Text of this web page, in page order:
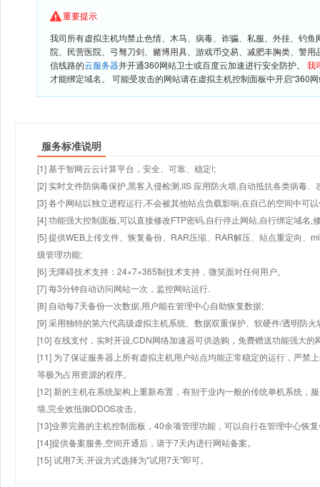
重要提示
我司所有虚拟主机均禁止色情、木马、病毒、诈骗、私服、外挂、钓
院、民营医院、弓驽刀剑、赌博用具、游戏币交易、减肥丰胸类、警
信线路的云服务器并开通360网站卫士或百度云加速进行安全防护。 我
才能绑定域名。 可能受攻击的网站请在虚拟主机控制面板中开启“360
服务标准说明
[1] 基于智网云云计算平台，安全、可靠、稳定!;
[2] 实时文件防病毒保护,黑客入侵检测,IIS 应用防火墙,自动抵抗各类病毒、
[3] 各个网站以独立进程运行,不会被其他站点负载影响,在自己的空间中可
[4] 功能强大控制面板,可以直接修改FTP密码,自行停止网站,自行绑定域名,
[5] 提供WEB上传文件、恢复备份、RAR压缩、RAR解压、站点重定向、
级管理功能;
[6] 无障碍技术支持：24×7×365制技术支持，微笑面对任何用户。
[7] 每3分钟自动访问网站一次，监控网站运行.
[8] 自动每7天备份一次数据,用户能在管理中心自助恢复数据;
[9] 采用独特的第六代高级虚拟主机系统、数据双重保护、软硬件/透明防火
[10] 在线支付，实时开设,CDN网络加速器可供选购，免费赠送功能强大
[11] 为了保证服务器上所有虚拟主机用户站点均能正常稳定的运行，严禁
等极为占用资源的程序。
[12] 新的主机在系统架构上重新布置，有别于业内一般的传统单机系统，
墙,完全效抵御DDOS攻击。
[13]业界完善的主机控制面板，40余项管理功能，可以自行在管理中心恢
[14]提供备案服务,空间开通后，请于7天内进行网站备案。
[15] 试用7天.开设方式选择为"试用7天"即可。